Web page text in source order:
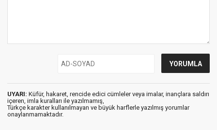
UYARI: Küfür, hakaret, rencide edici cümleler veya imalar, inançlara saldırı
içeren, imla kuralları ile yazılmamış,
Türkçe karakter kullanılmayan ve büyük harflerle yazılmış yorumlar
onaylanmamaktadır.